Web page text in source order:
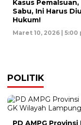
Kasus
Sabu, Ini Harus
Hukum!
Maret 10, 2026 | 5:00
POLITIK
PD AMPG